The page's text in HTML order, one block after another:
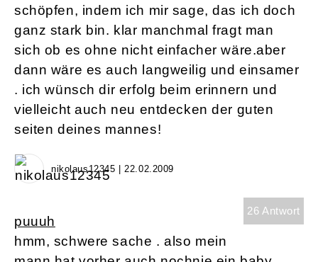
schöpfen, indem ich mir sage, das ich doch
ganz stark bin. klar manchmal fragt man
sich ob es ohne nicht einfacher wäre.aber
dann wäre es auch langweilig und einsamer
. ich wünsch dir erfolg beim erinnern und
vielleicht auch neu entdecken der guten
seiten deines mannes!
nikolaus12345 | 22.02.2009
26 Antwort
puuuh
hmm, schwere sache . also mein